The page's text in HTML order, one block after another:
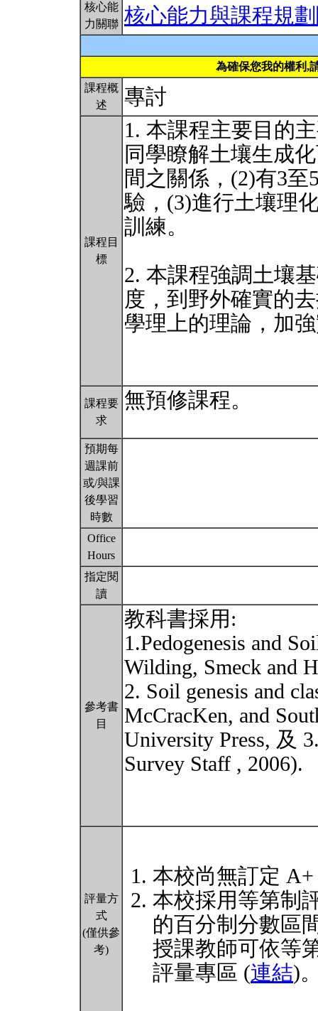
核心能
力關聯 核心能力與課程規
為確保您我的權利,
課程概
述
專討
課程目
標
1. 本課程主要目的
同學瞭解土壤生成
間之關係，(2)有3
驗，(3)進行土壤理
訓練。
2. 本課程強調土壤
度，到野外確實的
學理上的理論，加
課程要
求
無預修課程。
預期每
週課前
或/與課
後學習
時數
Office
Hours
指定閱
讀
參考書
目
教科書採用:
1.Pedogenesis and
Wilding, Smeck and
2. Soil genesis and
McCracKen, and
University Press, 及
Survey Staff , 2006).
評量方
式
(僅供參
考)
本校尚無訂定
本校採用等第制
的百分制分數區
授課教師可依等
評量專區 (連結)